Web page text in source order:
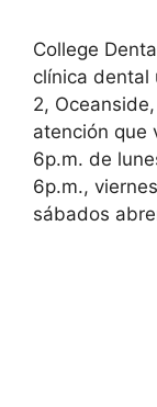
College
clínica dental
2,
atención que
6p.m. de
6p.m.,
sábados